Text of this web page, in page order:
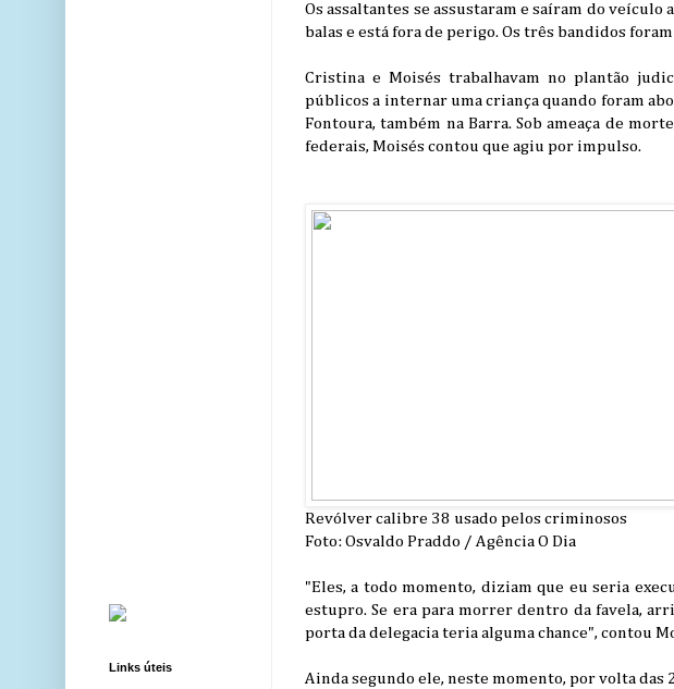
Os assaltantes se assustaram e saíram do
balas e está fora de perigo. Os três bandidos
Cristina e Moisés trabalhavam no plantão
públicos a internar uma criança quando foram
Fontoura, também na Barra. Sob ameaça de
federais, Moisés contou que agiu por impulso.
Revólver calibre 38 usado pelos criminosos
Foto: Osvaldo Praddo / Agência O Dia
"Eles, a todo momento, diziam que eu seria
estupro. Se era para morrer dentro da favela,
porta da delegacia teria alguma chance", contou
Ainda segundo ele, neste momento, por volta das
Links úteis